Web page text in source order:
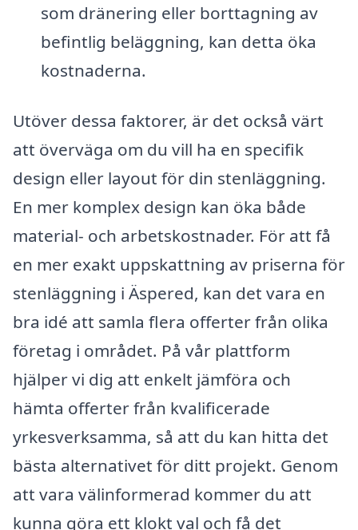
som dränering eller borttagning av
befintlig beläggning, kan detta öka
kostnaderna.
Utöver dessa faktorer, är det också värt
att överväga om du vill ha en specifik
design eller layout för din stenläggning.
En mer komplex design kan öka både
material- och arbetskostnader. För att få
en mer exakt uppskattning av priserna för
stenläggning i Äspered, kan det vara en
bra idé att samla flera offerter från olika
företag i området. På vår plattform
hjälper vi dig att enkelt jämföra och
hämta offerter från kvalificerade
yrkesverksamma, så att du kan hitta det
bästa alternativet för ditt projekt. Genom
att vara välinformerad kommer du att
kunna göra ett klokt val och få det